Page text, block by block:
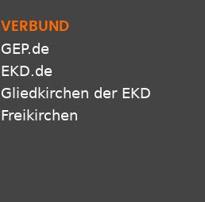
VERBUND
GEP.de
EKD.de
Gliedkirchen der EKD
Freikirchen